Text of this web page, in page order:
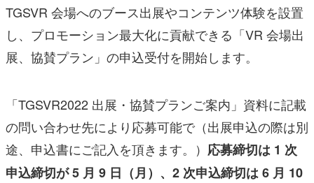
TGSVR 会場へのブース出展やコンテンツ体験を設置
し、プロモーション最大化に貢献できる「VR 会場出
展、協賛プラン」の申込受付を開始します。
「TGSVR2022 出展・協賛プランご案内」資料に記載
の問い合わせ先により応募可能で（出展申込の際は別
途、申込書にご記入を頂きます。） 応募締切は 1 次
申込締切が 5 月 9 日（月）、2 次申込締切は 6 月 10